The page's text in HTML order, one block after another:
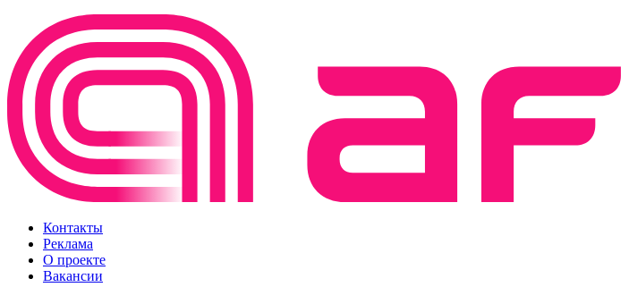
Контакты
Реклама
О проекте
Вакансии